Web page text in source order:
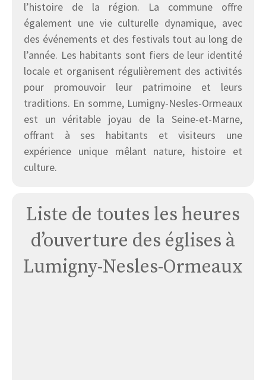
l’histoire de la région. La commune offre
également une vie culturelle dynamique, avec
des événements et des festivals tout au long de
l’année. Les habitants sont fiers de leur identité
locale et organisent régulièrement des activités
pour promouvoir leur patrimoine et leurs
traditions. En somme, Lumigny-Nesles-Ormeaux
est un véritable joyau de la Seine-et-Marne,
offrant à ses habitants et visiteurs une
expérience unique mêlant nature, histoire et
culture.
Liste de toutes les heures
d’ouverture des églises à
Lumigny-Nesles-Ormeaux